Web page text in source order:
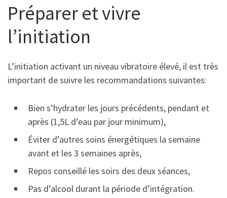
Préparer et vivre
l’initiation
L’initiation activant un niveau vibratoire élevé, il est très
important de suivre les recommandations suivantes:
Bien s’hydrater les jours précédents, pendant et
après (1,5L d’eau par jour minimum),
Éviter d’autres soins énergétiques la semaine
avant et les 3 semaines après,
Repos conseillé les soirs des deux séances,
Pas d’alcool durant la période d’intégration.